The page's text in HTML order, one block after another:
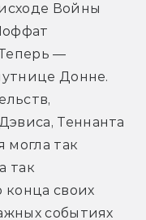
Войны
—
Донне.
Теннанта
могла так
так
конца своих
событиях